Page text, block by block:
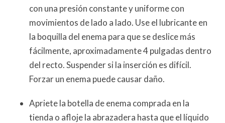
con una presión constante y uniforme con
movimientos de lado a lado. Use el lubricante en
la boquilla del enema para que se deslice más
fácilmente, aproximadamente 4 pulgadas dentro
del recto. Suspender si la inserción es difícil.
Forzar un enema puede causar daño.
Apriete la botella de enema comprada en la
tienda o afloje la abrazadera hasta que el líquido